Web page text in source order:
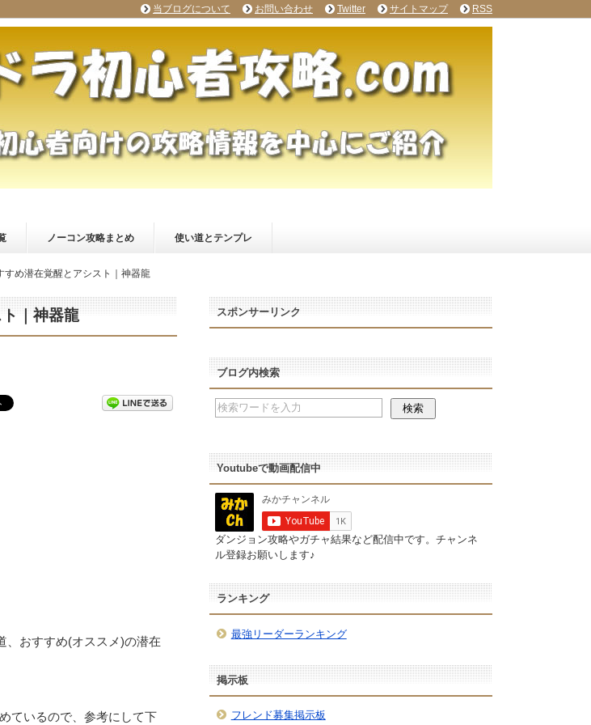
ノーコン攻略まとめ 使い道とテンプレ
すめ潜在覚醒とアシスト｜神器龍
｜神器龍
、おすすめ(オススメ)の潜在
ているので、参考にして下
スポンサーリンク
ブログ内検索
Youtubeで動画配信中
ダンジョン攻略やガチャ結果など配信中です。チャンネ
ル登録お願いします♪
ランキング
最強リーダーランキング
掲示板
フレンド募集掲示板
当ブログについて お問い合わせ Twitter サイトマップ RSS